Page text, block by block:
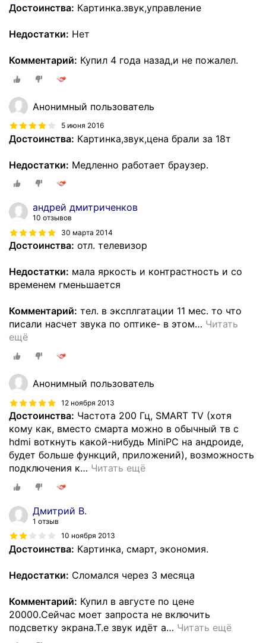
Достоинства: Картинка.звук,управление
Недостатки: Нет
Комментарий: Купил 4 года назад,и не пожалел.
Анонимный пользователь
5 июня 2016
Достоинства: Картинка,звук,цена брали за 18т
Недостатки: Медленно работает браузер.
андрей дмитриченков
10 отзывов
30 марта 2014
Достоинства: отл. телевизор
Недостатки: мала яркость и контрастность и со
временем гменьшается
Комментарий: тел. в эксплгатации 11 мес. то что
писали насчет звука по оптике- в этом… Читать
ещё
Анонимный пользователь
12 ноября 2013
Достоинства: Частота 200 Гц, SMART TV (хотя
кому как, вместо смарта можно в обычный тв с
hdmi воткнуть какой-нибудь MiniPC на андроиде,
будет больше функций, приложений), возможность
подключения к… Читать ещё
Дмитрий В.
1 отзыв
10 ноября 2013
Достоинства: Картинка, смарт, экономия.
Недостатки: Сломался через 3 месяца
Комментарий: Купил в августе по цене
20000.Сейчас моет запроста не включить
подсветку экрана.Т.е звук идёт а… Читать ещё